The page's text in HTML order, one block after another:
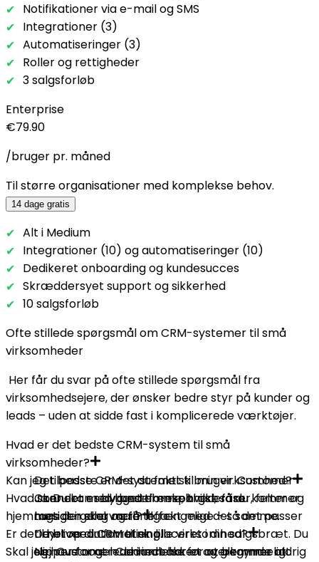
Notifikationer via e-mail og SMS
Integrationer (3)
Automatiseringer (3)
Roller og rettigheder
3 salgsforløb
Enterprise
€79.90
/bruger pr. måned
Til større organisationer med komplekse behov.
14 dage gratis
Alt i Medium
Integrationer (10) og automatiseringer (10)
Dedikeret onboarding og kundesucces
Skræddersyet support og sikkerhed
10 salgsforløb
Ofte stillede spørgsmål om CRM-systemer til små
virksomheder
Her får du svar på ofte stillede spørgsmål fra
virksomhedsejere, der ønsker bedre styr på kunder og
leads – uden at sidde fast i komplicerede værktøjer.
Hvad er det bedste CRM-system til små
virksomheder?
Det bedste er det du faktisk bruger. Customer
Connect er bygget til enkelthed, så du kommer
hurtigt i gang og får effekt med det samme.
Kan jeg tilpasse CRM-systemet til min virksomhed?
Ja. Du kan selv bestemme, hvilke faser, felter og
tags der skal være tilgængelige – så det passer
til netop din forretning.
Hvad sker der med kundeforespørgsler fra
hjemmesiden eller mail?
De bliver automatisk placeret i din salgsbræt. Du
slipper for at lede i indbakken og glemmer aldrig
Er det dyrt med CRM til en lille virksomhed?
Nej. Customer Connect har et overkommeligt
Skal jeg have nogen uddannelse for at begynde at